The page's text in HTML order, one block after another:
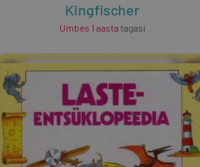
Kingfischer
Umbes 1 aastatagasi